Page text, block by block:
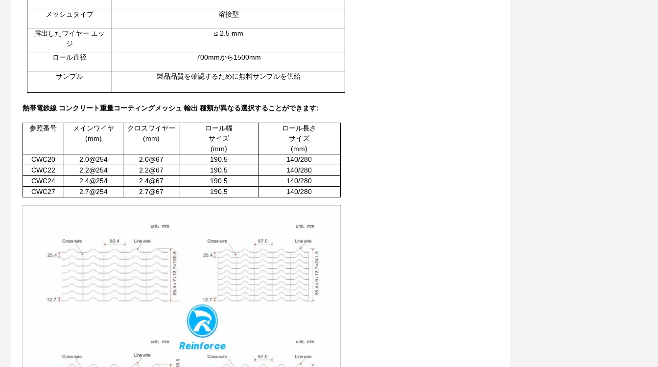
メッシュタイプ 溶接型
露出したワイヤー エッ
ジ
≤ 2.5 mm
ロール直径 700mmから1500mm
サンプル 製品品質を確認するために無料サンプルを供給
熱帯電鉄線 コンクリート重量コーティングメッシュ 輸出 種類が異なる選択することができます:
参照番号
メインワイヤ
(mm)
クロスワイヤー
(mm)
ロール幅
サイズ
(mm)
ロール長さ
サイズ
(mm)
CWC20
2.0@254 2.0@67 190.5
140/280
CWC22
2.2@254 2.2@67 190.5
140/280
CWC24
2.4@254 2.4@67 190.5
140/280
CWC27
2.7@254 2.7@67 190.5 140/280